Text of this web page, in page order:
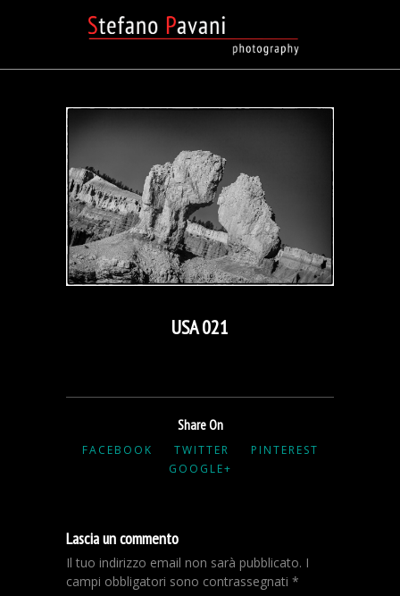
USA 021
Share On
FACEBOOK TWITTER
PINTEREST
GOOGLE+
Lascia un commento
Il tuo indirizzo email non sarà pubblicato. I
campi obbligatori sono contrassegnati *